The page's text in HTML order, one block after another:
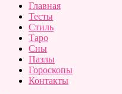
Главная
Тесты
Стиль
Таро
Сны
Пазлы
Гороскопы
Контакты